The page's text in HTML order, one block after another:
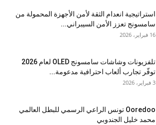
استراتيجية انعدام الثقة لأمن الأجهزة المحمولة من
سامسونج تعزز الأمن السيبراني...
16 فبراير، 2026
تلفزيونات وشاشات سامسونج OLED لعام 2026
توفّر تجارب ألعاب احترافية مدعومة...
3 فبراير، 2026
Ooredoo تونس الراعي الرسمي للبطل العالمي
محمد خليل الجندوبي